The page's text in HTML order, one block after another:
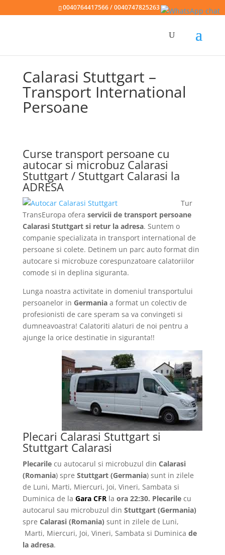
0040764417566 / 0040747825263
Calarasi Stuttgart –
Transport International
Persoane
Curse transport persoane cu
autocar si microbuz Calarasi
Stuttgart / Stuttgart Calarasi la
ADRESA
Tur
TransEuropa ofera servicii de transport persoane
Calarasi Stuttgart si retur la adresa. Suntem o
companie specializata in transport international de
persoane si colete. Detinem un parc auto format din
autocare si microbuze corespunzatoare calatoriilor
comode si in deplina siguranta.
Lunga noastra activitate in domeniul transportului
persoanelor in Germaniaa format un colectiv de
profesionisti de care speram sa va convingeti si
dumneavoastra! Calatoriti alaturi de noi pentru a
ajunge la orice destinatie in siguranta!!
Plecari Calarasi Stuttgart si
Stuttgart Calarasi
Plecarilecu autocarul si microbuzul din Calarasi
(Romania) spre Stuttgart (Germania) sunt in zilele
de Luni, Marti, Miercuri, Joi, Vineri, Sambata si
Duminica de la Gara CFRla ora 22:30. Plecarilecu
autocarul sau microbuzul din Stuttgart (Germania)
spre Calarasi (Romania) sunt in zilele de Luni,
Marti, Miercuri, Joi, Vineri, Sambata si Duminica de
la adresa.